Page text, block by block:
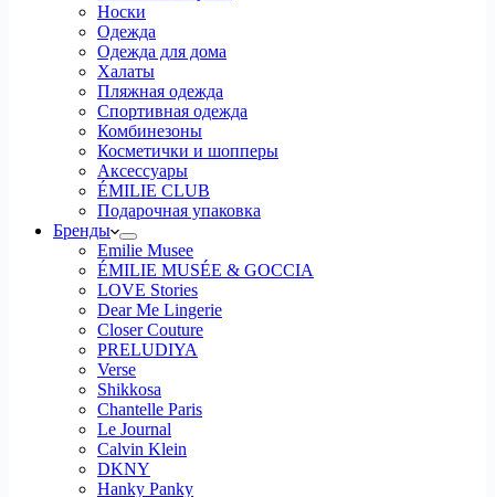
Носки
Одежда
Одежда для дома
Халаты
Пляжная одежда
Спортивная одежда
Комбинезоны
Косметички и шопперы
Аксессуары
ÉMILIE CLUB
Подарочная упаковка
Бренды
Emilie Musee
ÉMILIE MUSÉE & GOCCIA
LOVE Stories
Dear Me Lingerie
Closer Couture
PRELUDIYA
Verse
Shikkosa
Chantelle Paris
Le Journal
Calvin Klein
DKNY
Hanky Panky